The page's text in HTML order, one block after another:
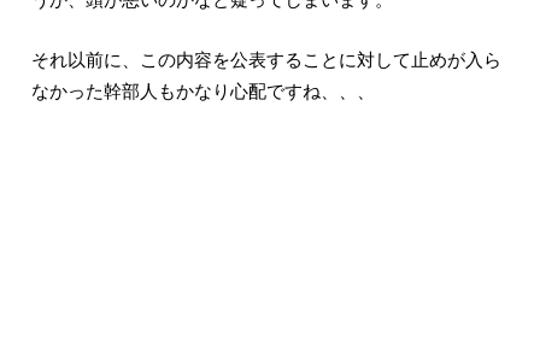
それ以前に、この内容を公表することに対して止めが入ら
なかった幹部人もかなり心配ですね、、、